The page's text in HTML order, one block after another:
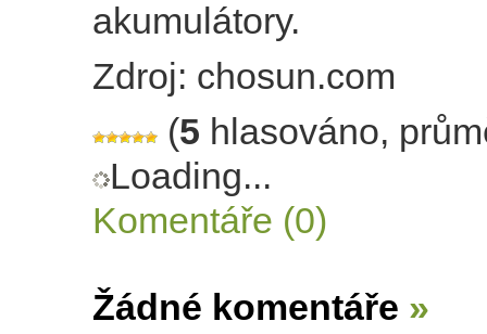
akumulátory.
Zdroj: chosun.com
(5 hlasováno,
Loading...
Komentáře (0)
Žádné komentáře »